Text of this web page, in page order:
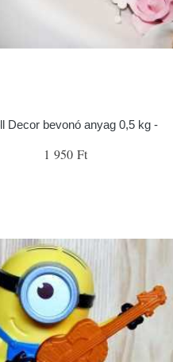
Decor bevonó anyag 0,5 kg -
1 950 Ft